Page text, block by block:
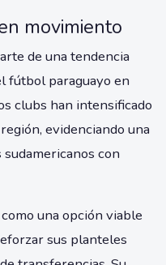
movimiento
de una tendencia
fútbol paraguayo en
clubs han intensificado
evidenciando una
con
una opción viable
sus planteles